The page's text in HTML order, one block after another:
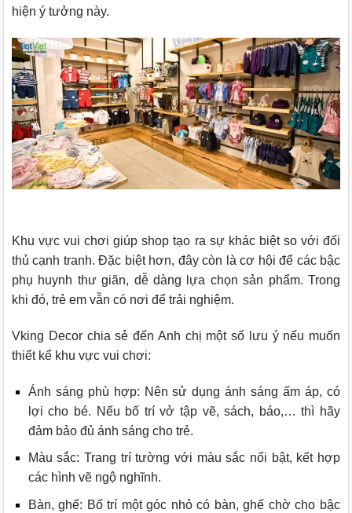
hiện ý tưởng này.
Khu vực vui chơi giúp shop tạo ra sự khác biệt so với đối
thủ cạnh tranh. Đặc biệt hơn, đây còn là cơ hội để các bậc
phụ huynh thư giãn, dễ dàng lựa chọn sản phẩm. Trong
khi đó, trẻ em vẫn có nơi để trải nghiệm.
Vking Decorchia sẻ đến Anh chị một số lưu ý nếu muốn
thiết kế khu vực vui chơi:
Ánh sáng phù hợp: Nên sử dụng ánh sáng ấm áp, có
lợi cho bé. Nếu bố trí vở tập vẽ, sách, báo,… thì hãy
đảm bảo đủ ánh sáng cho trẻ.
Màu sắc: Trang trí tường với màu sắc nổi bật, kết hợp
các hình vẽ ngộ nghĩnh.
Bàn, ghế: Bố trí một góc nhỏ có bàn, ghế chờ cho bậc